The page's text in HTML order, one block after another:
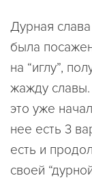
Дурная
была
на “иглу”,
жажду
это уже
нее есть 3
есть и
своей